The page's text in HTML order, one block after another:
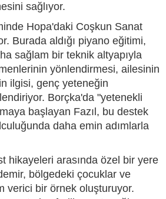
sağlıyor.
Hopa'daki Coşkun Sanat
Burada aldığı piyano eğitimi,
sağlam bir teknik altyapıyla
yönlendirmesi, ailesinin
ilgisi, genç yeteneğin
Borçka'da "yetenekli
başlayan Fazıl, bu destek
daha emin adımlarla
hikayeleri arasında özel bir yere
bölgedeki çocuklar ve
verici bir örnek oluşturuyor.